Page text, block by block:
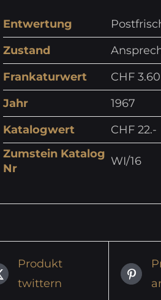
Entwertung
Zustand
Frankaturwert
CHF 3.60
Jahr
1967
Katalogwert
CHF 22.-
Zumstein Katalog
Nr
WI/16
Produkt
twittern